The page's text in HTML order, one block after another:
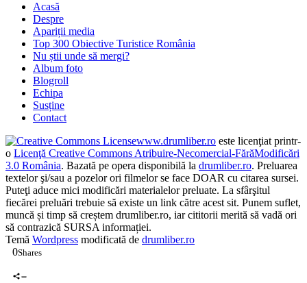
Acasă
Despre
Apariții media
Top 300 Obiective Turistice România
Nu știi unde să mergi?
Album foto
Blogroll
Echipa
Susține
Contact
www.drumliber.ro este licenţiat printr-
o Licenţă Creative Commons Atribuire-Necomercial-FărăModificări
3.0 România. Bazată pe opera disponibilă la drumliber.ro. Preluarea
textelor şi/sau a pozelor ori filmelor se face DOAR cu citarea sursei.
Puteţi aduce mici modificări materialelor preluate. La sfârşitul
fiecărei preluări trebuie să existe un link către acest sit. Punem suflet,
muncă și timp să creștem drumliber.ro, iar cititorii merită să vadă ori
să contrazică SURSA informației.
Temă Wordpress modificată de drumliber.ro
0Shares